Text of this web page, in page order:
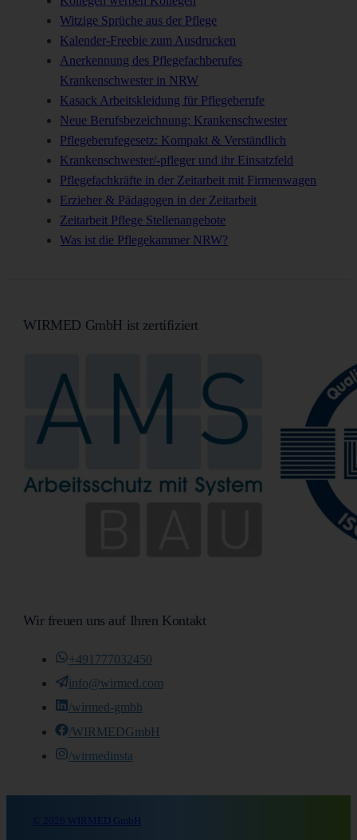
Witzige Sprüche aus der Pflege
Kalender-Freebie zum Ausdrucken
Anerkennung des Pflegefachberufes
Krankenschwester in NRW
Kasack Arbeitskleidung für Pflegeberufe
Neue Berufsbezeichnung: Krankenschwester
Pflegeberufegesetz: Kompakt & Verständlich
Krankenschwester/-pfleger und ihr Einsatzfeld
Pflegefachkräfte in der Zeitarbeit mit Firmenwagen
Erzieher & Pädagogen in der Zeitarbeit
Zeitarbeit Pflege Stellenangebote
Was ist die Pflegekammer NRW?
WIRMED GmbH ist zertifiziert
Wir freuen uns auf Ihren Kontakt
+491777032450
info@wirmed.com
/wirmed-gmbh
/WIRMEDGmbH
/wirmedinsta
© 2026 WIRMED GmbH